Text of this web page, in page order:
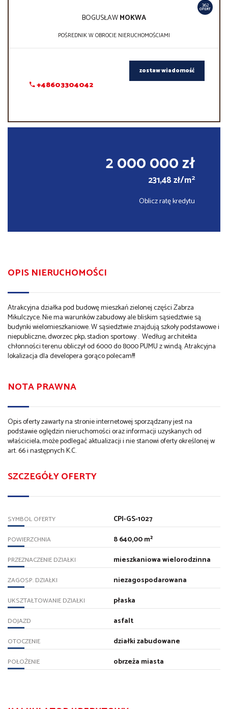
362
OFERT
BOGUSŁAWMOKWA
POŚREDNIK W OBROCIE NIERUCHOMOŚCIAMI
+48603304042
zostaw wiadomość
2 000 000 zł
231,48 zł/m2
Oblicz ratę kredytu
OPIS NIERUCHOMOŚCI
Atrakcyjna działka pod budowę mieszkań zielonej części Zabrza
Mikulczyce. Nie ma warunków zabudowy ale bliskim sąsiedztwie są
budynki wielomieszkaniowe. W sąsiedztwie znajdują szkoły podstawowe i
niepubliczne, dworzec pkp, stadion sportowy . Według architekta
chłonności terenu obliczył od 6000 do 8000 PUMU z windą. Atrakcyjna
lokalizacja dla developera gorąco polecam!!!
NOTA PRAWNA
Opis oferty zawarty na stronie internetowej sporządzany jest na
podstawie oględzin nieruchomości oraz informacji uzyskanych od
właściciela, może podlegać aktualizacji i nie stanowi oferty określonej w
art. 66 i następnych K.C.
SZCZEGÓŁY OFERTY
SYMBOL OFERTY CPI-GS-1027
POWIERZCHNIA 8 640,00 m²
PRZEZNACZENIE DZIAŁKI mieszkaniowa wielorodzinna
ZAGOSP. DZIAŁKI niezagospodarowana
UKSZTAŁTOWANIE DZIAŁKI płaska
DOJAZD asfalt
OTOCZENIE działki zabudowane
POŁOŻENIE obrzeża miasta